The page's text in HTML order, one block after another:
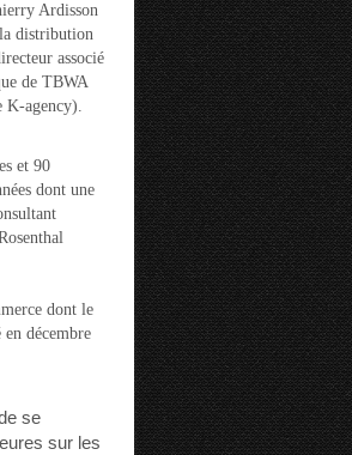
Ardisson
distribution
associé
de TBWA
K-agency).
et 90
dont une
dont le
décembre
se
sur les